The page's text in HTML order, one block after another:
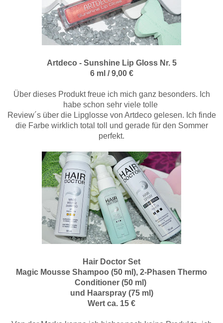
Artdeco - Sunshine Lip Gloss Nr. 5
6 ml / 9,00 €
Über dieses Produkt freue ich mich ganz besonders. Ich
habe schon sehr viele tolle
Review´s über die Lipglosse von Artdeco gelesen. Ich finde
die Farbe wirklich total toll und gerade für den Sommer
perfekt.
Hair Doctor Set
Magic Mousse Shampoo (50 ml), 2-Phasen Thermo
Conditioner (50 ml)
und Haarspray (75 ml)
Wert ca. 15 €